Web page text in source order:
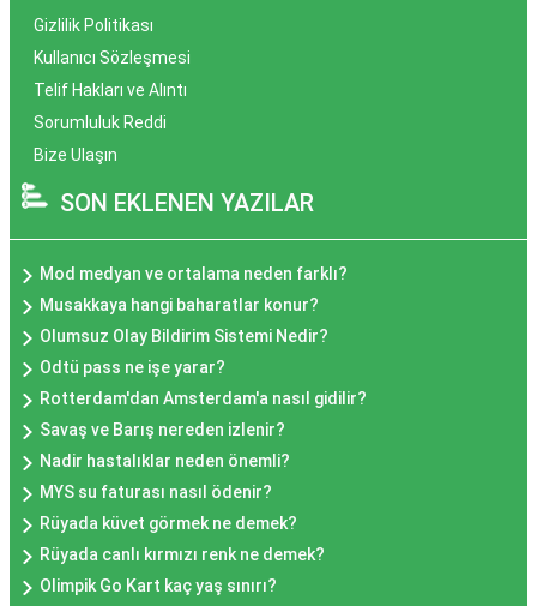
Gizlilik Politikası
Kullanıcı Sözleşmesi
Telif Hakları ve Alıntı
Sorumluluk Reddi
Bize Ulaşın
SON EKLENEN YAZILAR
Mod medyan ve ortalama neden farklı?
Musakkaya hangi baharatlar konur?
Olumsuz Olay Bildirim Sistemi Nedir?
Odtü pass ne işe yarar?
Rotterdam'dan Amsterdam'a nasıl gidilir?
Savaş ve Barış nereden izlenir?
Nadir hastalıklar neden önemli?
MYS su faturası nasıl ödenir?
Rüyada küvet görmek ne demek?
Rüyada canlı kırmızı renk ne demek?
Olimpik Go Kart kaç yaş sınırı?